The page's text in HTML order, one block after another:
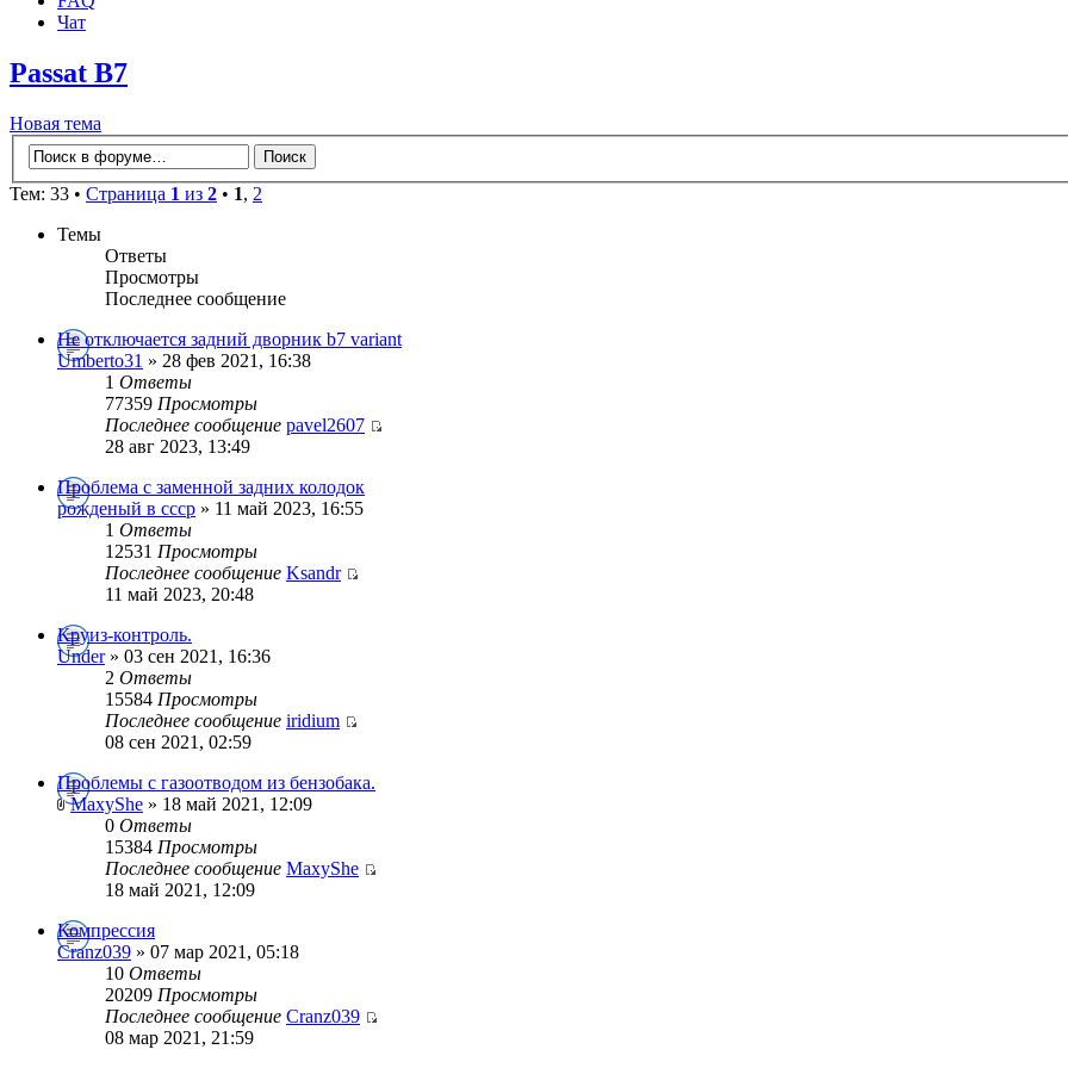
Чат
Passat B7
Новая тема
Тем: 33 • Страница 1 из 2 • 1, 2
Темы
Ответы
Просмотры
Последнее сообщение
Не отключается задний дворник b7 variant
Umberto31 » 28 фев 2021, 16:38
1 Ответы
77359 Просмотры
Последнее сообщение pavel2607
28 авг 2023, 13:49
Проблема с заменной задних колодок
рожденый в ссср » 11 май 2023, 16:55
1 Ответы
12531 Просмотры
Последнее сообщение Ksandr
11 май 2023, 20:48
Круиз-контроль.
Under» 03 сен 2021, 16:36
2 Ответы
15584 Просмотры
Последнее сообщение iridium
08 сен 2021, 02:59
Проблемы с газоотводом из бензобака.
MaxyShe » 18 май 2021, 12:09
0 Ответы
15384 Просмотры
Последнее сообщение MaxyShe
18 май 2021, 12:09
Компрессия
Cranz039 » 07 мар 2021, 05:18
10 Ответы
20209 Просмотры
Последнее сообщение Cranz039
08 мар 2021, 21:59